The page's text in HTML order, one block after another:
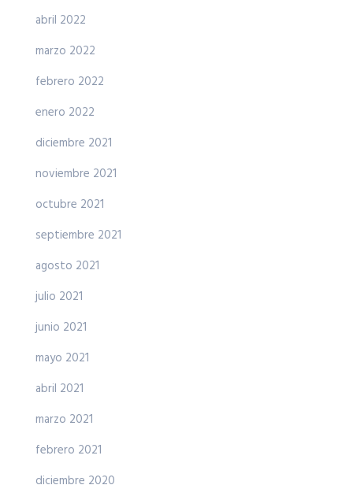
abril 2022
marzo 2022
febrero 2022
enero 2022
diciembre 2021
noviembre 2021
octubre 2021
septiembre 2021
agosto 2021
julio 2021
junio 2021
mayo 2021
abril 2021
marzo 2021
febrero 2021
diciembre 2020